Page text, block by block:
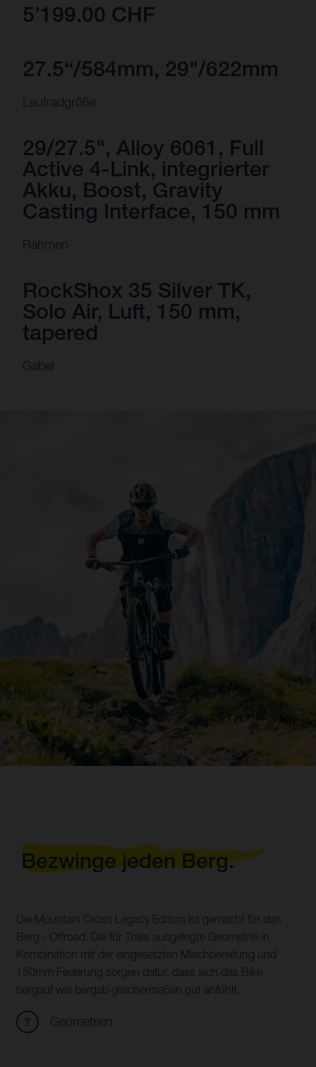
5’199.00 CHF
27.5“/584mm, 29"/622mm
Laufradgröße
29/27.5", Alloy 6061, Full
Active 4-Link, integrierter
Akku, Boost, Gravity
Casting Interface, 150 mm
Rahmen
RockShox 35 Silver TK,
Solo Air, Luft, 150 mm,
tapered
Gabel
Bezwinge jeden Berg.
Die Mountain Cross Legacy Edition ist gemacht für den
Berg - Offroad. Die für Trails ausgelegte Geometrie in
Kombination mit der eingesetzten Mischbereifung und
150mm Federung sorgen dafür, dass sich das Bike
bergauf wie bergab gleichermaßen gut anfühlt.
Geometrien